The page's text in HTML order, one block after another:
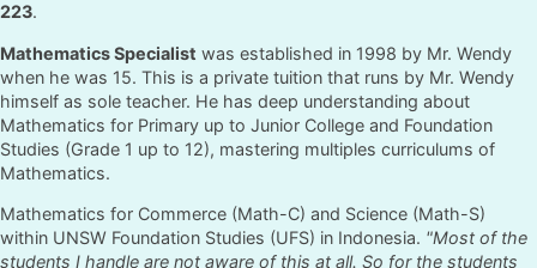
223.
Mathematics Specialist was established in 1998 by Mr. Wendy
when he was 15. This is a private tuition that runs by Mr. Wendy
himself as sole teacher. He has deep understanding about
Mathematics for Primary up to Junior College and Foundation
Studies (Grade 1 up to 12), mastering multiples curriculums of
Mathematics.
Mathematics for Commerce (Math-C) and Science (Math-S)
within UNSW Foundation Studies (UFS) in Indonesia. "Most of the
students I handle are not aware of this at all. So for the students